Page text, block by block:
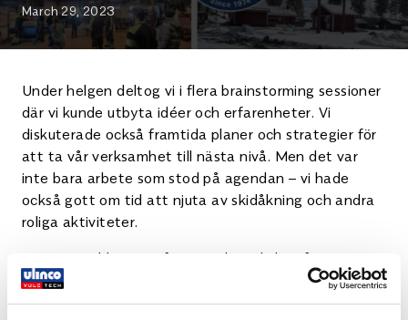
March 29, 2023
Under helgen deltog vi i flera brainstorming sessioner
där vi kunde utbyta idéer och erfarenheter. Vi
diskuterade också framtida planer och strategier för
att ta vår verksamhet till nästa nivå. Men det var
inte bara arbete som stod på agendan – vi hade
också gott om tid att njuta av skidåkning och andra
roliga aktiviteter.
Det var verkligen en fantastisk möjlighet för oss att
stärka banden och bygga teamkänsla. Att ha alla
företagen i Ulinco-koncernen (Ulinco, Vulctech och